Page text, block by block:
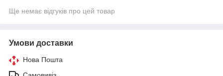
Ще немає відгуків про цей товар
Умови доставки
Нова Пошта